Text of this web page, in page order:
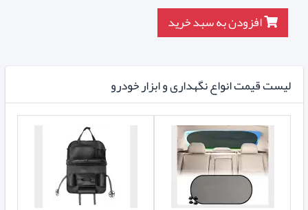
افزودن به سبد خرید
لیست قیمت انواع نگهداری و ابزار خودرو